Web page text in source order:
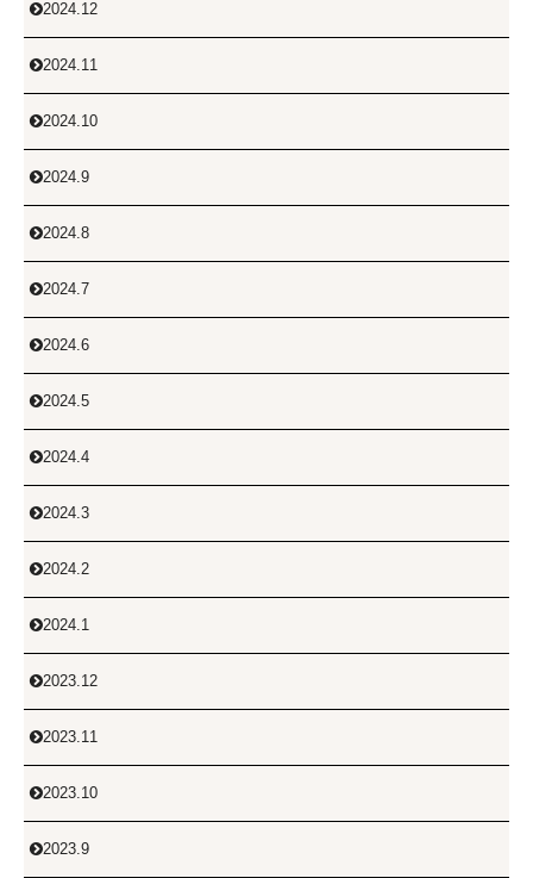
2024.12
2024.11
2024.10
2024.9
2024.8
2024.7
2024.6
2024.5
2024.4
2024.3
2024.2
2024.1
2023.12
2023.11
2023.10
2023.9